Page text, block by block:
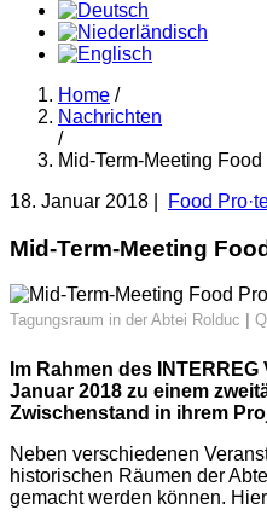
Home /
Nachrichten
/
Mid-Term-Meeting
18. Januar 2018
Food
Mid-Term-Meeting
Tagungsraum in der Abtei Rolduc
Im Rahmen des
Januar 2018 zu einem
Zwischenstand in ihrem
Neben verschiedenen
historischen Räumen der
gemacht werden können.